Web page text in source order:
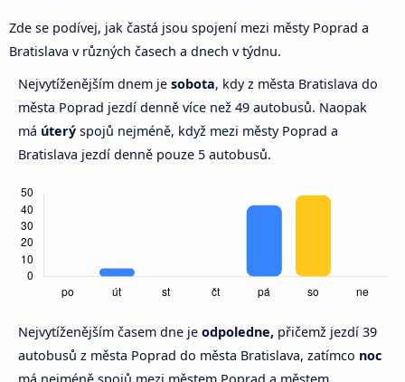
Zde se podívej, jak častá jsou spojení mezi městy Poprad a
Bratislava v různých časech a dnech v týdnu.
Nejvytíženějším dnem je sobota, kdy z města Bratislava do
města Poprad jezdí denně více než 49 autobusů. Naopak
má úterý spojů nejméně, když mezi městy Poprad a
Bratislava jezdí denně pouze 5 autobusů.
Nejvytíženějším časem dne je odpoledne, přičemž jezdí 39
autobusů z města Poprad do města Bratislava, zatímco noc